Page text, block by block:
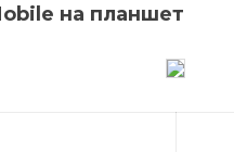
на планшет